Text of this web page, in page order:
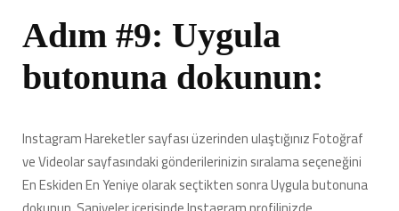
Adım #9: Uygula
butonuna dokunun:
Instagram Hareketler sayfası üzerinden ulaştığınız Fotoğraf
ve Videolar sayfasındaki gönderilerinizin sıralama seçeneğini
En Eskiden En Yeniye olarak seçtikten sonra Uygula butonuna